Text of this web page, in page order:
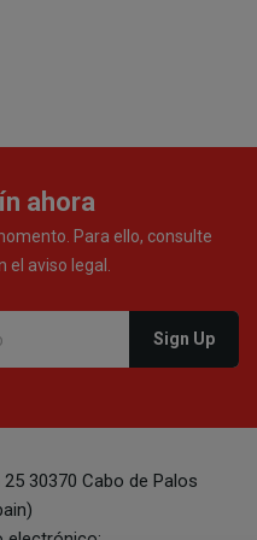
ahora
Para ello, consulte
el aviso legal.
30370 Cabo de Palos